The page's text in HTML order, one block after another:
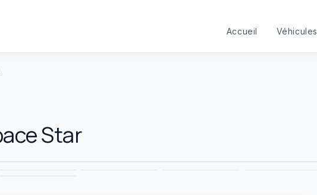
Accueil Véhicules
Star